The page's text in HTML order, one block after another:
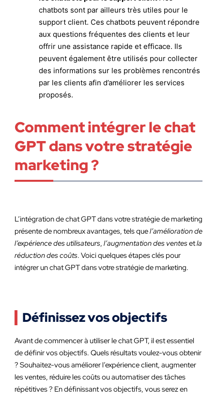
chatbots sont par ailleurs très utiles pour le
support client. Ces chatbots peuvent répondre
aux questions fréquentes des clients et leur
offrir une assistance rapide et efficace. Ils
peuvent également être utilisés pour collecter
des informations sur les problèmes rencontrés
par les clients afin d’améliorer les services
proposés.
Comment intégrer le chat
GPT dans votre stratégie
marketing ?
L’intégration de chat GPT dans votre stratégie de marketing
présente de nombreux avantages, tels quel’amélioration de
l’expérience des utilisateurs, l’augmentation des ventesetla
réduction des coûts. Voici quelques étapes clés pour
intégrer un chat GPT dans votre stratégie de marketing.
Définissez vos objectifs
Avant de commencer à utiliser le chat GPT, il est essentiel
de définir vos objectifs. Quels résultats voulez-vous obtenir
? Souhaitez-vous améliorer l’expérience client, augmenter
les ventes, réduire les coûts ou automatiser des tâches
répétitives ? En définissant vos objectifs, vous serez en